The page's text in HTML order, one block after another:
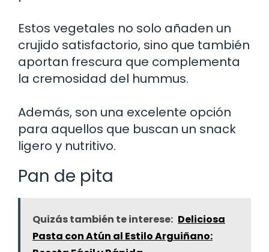
Estos vegetales no solo añaden un
crujido satisfactorio, sino que también
aportan frescura que complementa
la cremosidad del hummus.
Además, son una excelente opción
para aquellos que buscan un snack
ligero y nutritivo.
Pan de pita
Quizás también te interese: Deliciosa
Pasta con Atún al Estilo Arguiñano: